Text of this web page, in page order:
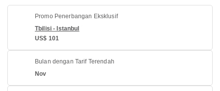
Promo Penerbangan Eksklusif
Tbilisi - Istanbul
US$ 101
Bulan dengan Tarif Terendah
Nov